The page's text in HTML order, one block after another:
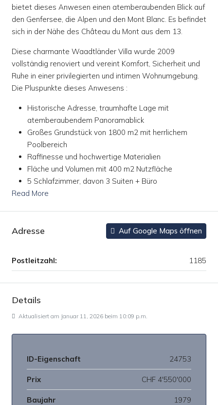
bietet dieses Anwesen einen atemberaubenden Blick auf
den Genfersee, die Alpen und den Mont Blanc. Es befindet
sich in der Nähe des Château du Mont aus dem 13.
Diese charmante Waadtländer Villa wurde 2009
vollständig renoviert und vereint Komfort, Sicherheit und
Ruhe in einer privilegierten und intimen Wohnumgebung.
Die Pluspunkte dieses Anwesens :
Historische Adresse, traumhafte Lage mit
atemberaubendem Panoramablick
Großes Grundstück von 1800 m2 mit herrlichem
Poolbereich
Raffinesse und hochwertige Materialien
Fläche und Volumen mit 400 m2 Nutzfläche
5 Schlafzimmer, davon 3 Suiten + Büro
Read More
Adresse Auf Google Maps öffnen
Postleitzahl: 1185
Details
Aktualisiert am Januar 11, 2026 beim 10:09 p.m.
ID-Eigenschaft 24753
Prix CHF 4'550'000
Baujahr 1979